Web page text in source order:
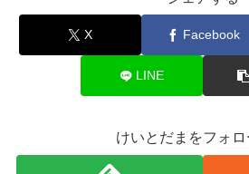
X Facebook
LINE
けいとだまをフォロ